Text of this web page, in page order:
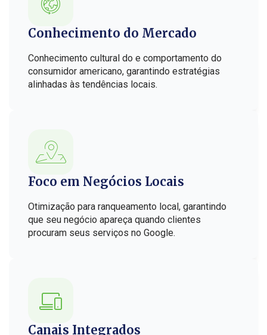
Conhecimento do Mercado
Conhecimento cultural do e comportamento do
consumidor americano, garantindo estratégias
alinhadas às tendências locais.
Foco em Negócios Locais
Otimização para ranqueamento local, garantindo
que seu negócio apareça quando clientes
procuram seus serviços no Google.
Canais Integrados